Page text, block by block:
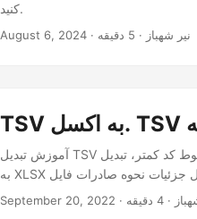
کنید.
August 6, 2024 · نیر شهباز · 5 دقیقه
آموزش تبدیل TSV به اکسل با خطوط کد کمتر. با خطوط کد کمتر، تبدیل TSV به XLS را انجام دهید یا فرمت TSV را
September 20, 2022 · 4 دقیقه